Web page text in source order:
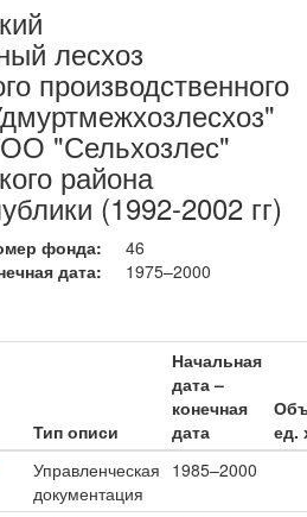
лесхоз
производственного
"Сельхозлес"
района
(1992-2002 гг)
фонда:
46
дата:
1975–2000
Тип описи
Начальная
дата –
конечная
дата
ед.
Управленческая
документация
1985–2000